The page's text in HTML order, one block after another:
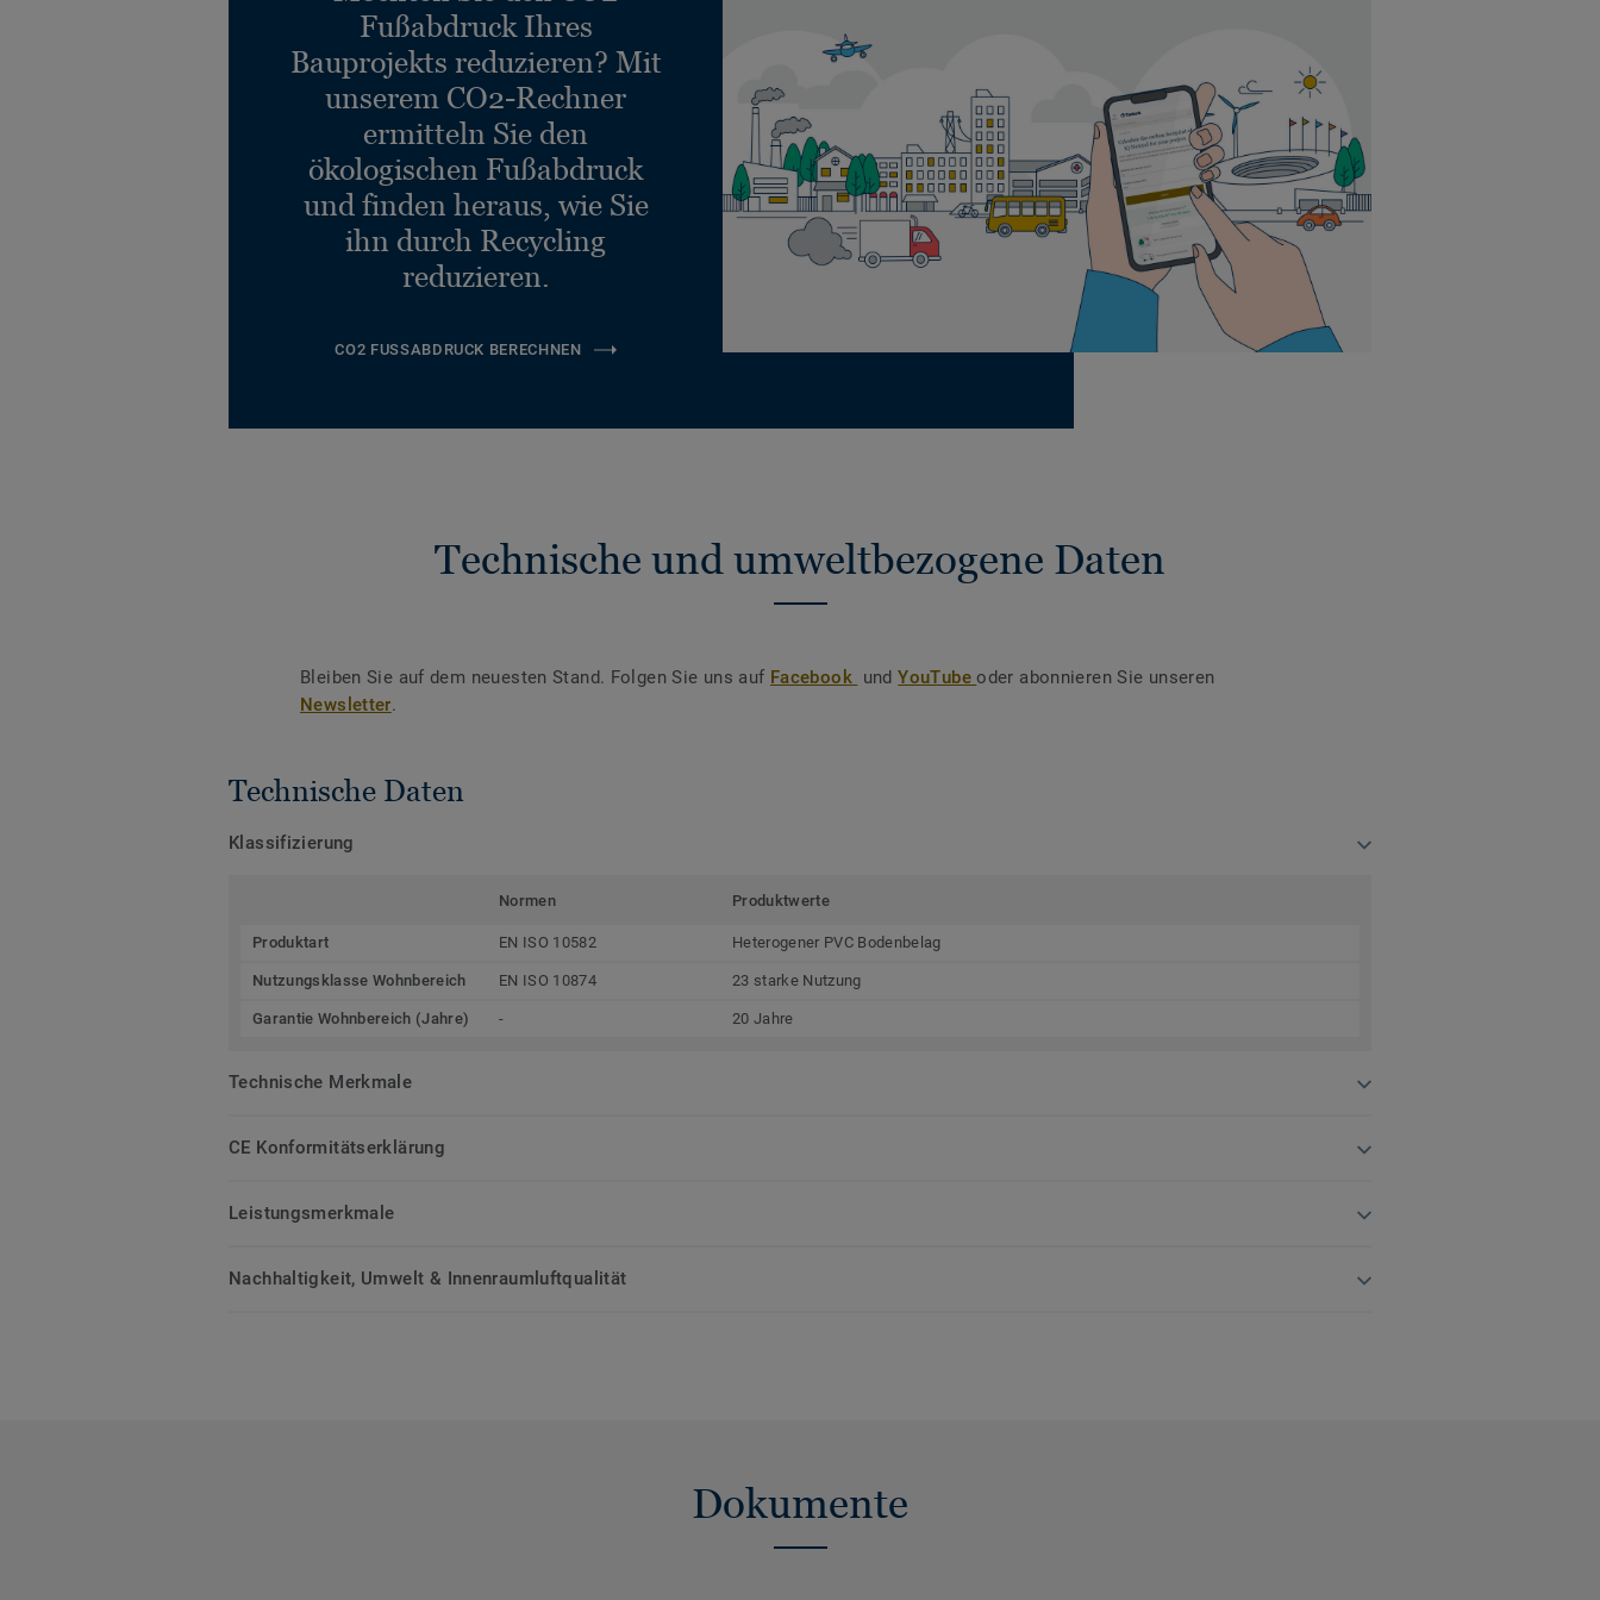
Fußabdruck Ihres
Bauprojekts reduzieren? Mit
unserem CO2-Rechner
ermitteln Sie den
ökologischen Fußabdruck
und finden heraus, wie Sie
ihn durch Recycling
reduzieren.
CO2 FUSSABDRUCK BERECHNEN
Technische und umweltbezogene Daten
Bleiben Sie auf dem neuesten Stand. Folgen Sie uns auf Facebook undYouTubeoder abonnieren Sie unseren
Newsletter.
Technische Daten
Klassifizierung
Normen Produktwerte
Produktart EN ISO 10582 Heterogener PVC Bodenbelag
Nutzungsklasse Wohnbereich EN ISO 10874 23 starke Nutzung
Garantie Wohnbereich (Jahre) - 20 Jahre
Technische Merkmale
CE Konformitätserklärung
Leistungsmerkmale
Nachhaltigkeit, Umwelt & Innenraumluftqualität
Dokumente